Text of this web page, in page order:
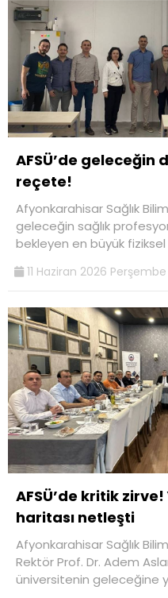
AFSÜ’de
reçete!
Afyonkarahisar Sağlık
geleceğin sağlık
bekleyen en büyük
11 Haziran 2026 Perşembe
AFSÜ’de kritik
haritası netleşti
Afyonkarahisar Sağlık
Rektör Prof. Dr. Adem
üniversitenin geleceğine